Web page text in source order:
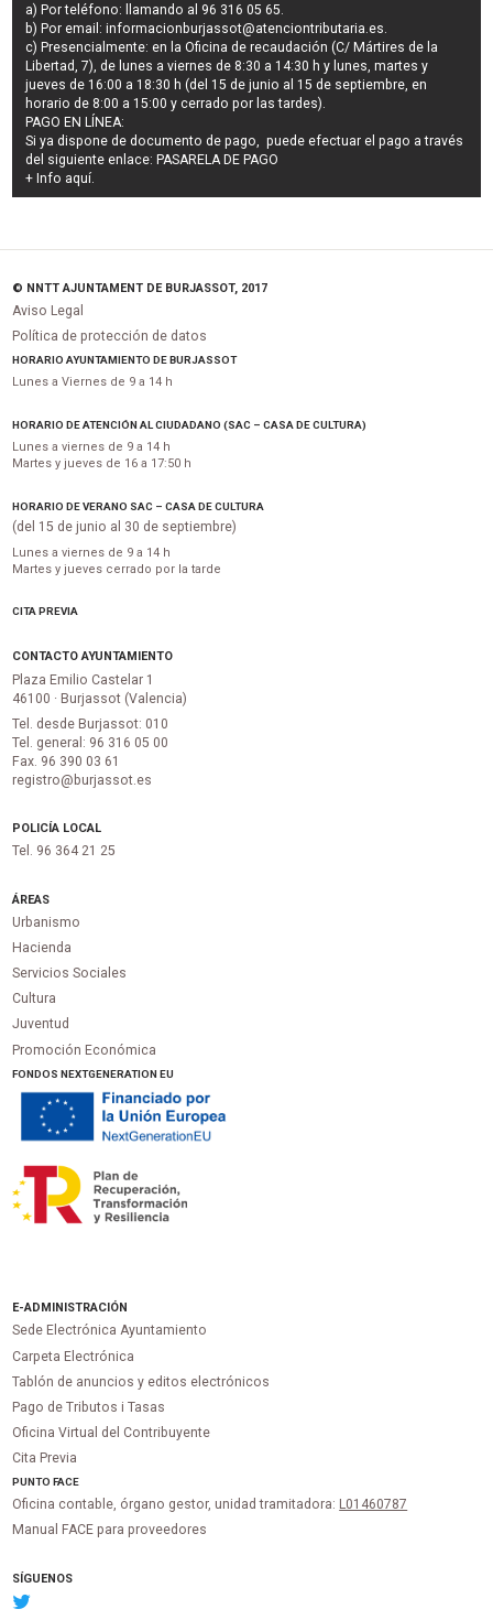
a) Por teléfono: llamando al 96 316 05 65.
b) Por email:informacionburjassot@atenciontributaria.es.
c) Presencialmente: en la Oficina de recaudación (C/ Mártires de la
Libertad, 7), de lunes a viernes de 8:30 a 14:30 h y lunes, martes y
jueves de 16:00 a 18:30 h (del 15 de junio al 15 de septiembre, en
horario de 8:00 a 15:00 y cerrado por las tardes).
PAGO EN LÍNEA:
Si ya dispone de documento de pago, puede efectuar el pago a través
del siguiente enlace: PASARELA DE PAGO
+ Info aquí.
© NNTT AJUNTAMENT DE BURJASSOT, 2017
Aviso Legal
Política de protección de datos
HORARIO AYUNTAMIENTO DE BURJASSOT
Lunes a Viernes de 9 a 14 h
HORARIO DE ATENCIÓN AL CIUDADANO (SAC – CASA DE CULTURA)
Lunes a viernes de 9 a 14 h
Martes y jueves de 16 a 17:50 h
HORARIO DE VERANO SAC – CASA DE CULTURA
(del 15 de junio al 30 de septiembre)
Lunes a viernes de 9 a 14 h
Martes y jueves cerrado por la tarde
CITA PREVIA
CONTACTO AYUNTAMIENTO
Plaza Emilio Castelar 1
46100 · Burjassot (Valencia)
Tel. desde Burjassot: 010
Tel. general: 96 316 05 00
Fax. 96 390 03 61
registro@burjassot.es
POLICÍA LOCAL
Tel. 96 364 21 25
ÁREAS
Urbanismo
Hacienda
Servicios Sociales
Cultura
Juventud
Promoción Económica
FONDOS NEXTGENERATION EU
E-ADMINISTRACIÓN
Sede Electrónica Ayuntamiento
Carpeta Electrónica
Tablón de anuncios y editos electrónicos
Pago de Tributos i Tasas
Oficina Virtual del Contribuyente
Cita Previa
PUNTOFACE
Oficina contable, órgano gestor, unidad tramitadora: L01460787
Manual FACE para proveedores
SÍGUENOS